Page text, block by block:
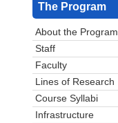
The Program
About the Program
Staff
Faculty
Lines of Research
Course Syllabi
Infrastructure